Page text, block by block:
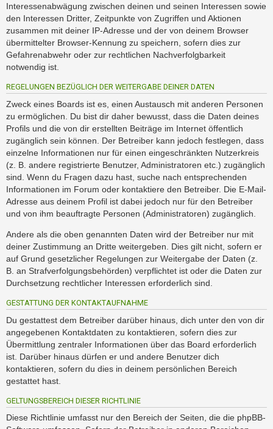
Interessenabwägung zwischen deinen und seinen Interessen sowie
den Interessen Dritter, Zeitpunkte von Zugriffen und Aktionen
zusammen mit deiner IP-Adresse und der von deinem Browser
übermittelter Browser-Kennung zu speichern, sofern dies zur
Gefahrenabwehr oder zur rechtlichen Nachverfolgbarkeit
notwendig ist.
REGELUNGEN BEZÜGLICH DER WEITERGABE DEINER DATEN
Zweck eines Boards ist es, einen Austausch mit anderen Personen
zu ermöglichen. Du bist dir daher bewusst, dass die Daten deines
Profils und die von dir erstellten Beiträge im Internet öffentlich
zugänglich sein können. Der Betreiber kann jedoch festlegen, dass
einzelne Informationen nur für einen eingeschränkten Nutzerkreis
(z. B. andere registrierte Benutzer, Administratoren etc.) zugänglich
sind. Wenn du Fragen dazu hast, suche nach entsprechenden
Informationen im Forum oder kontaktiere den Betreiber. Die E-Mail-
Adresse aus deinem Profil ist dabei jedoch nur für den Betreiber
und von ihm beauftragte Personen (Administratoren) zugänglich.
Andere als die oben genannten Daten wird der Betreiber nur mit
deiner Zustimmung an Dritte weitergeben. Dies gilt nicht, sofern er
auf Grund gesetzlicher Regelungen zur Weitergabe der Daten (z.
B. an Strafverfolgungsbehörden) verpflichtet ist oder die Daten zur
Durchsetzung rechtlicher Interessen erforderlich sind.
GESTATTUNG DER KONTAKTAUFNAHME
Du gestattest dem Betreiber darüber hinaus, dich unter den von dir
angegebenen Kontaktdaten zu kontaktieren, sofern dies zur
Übermittlung zentraler Informationen über das Board erforderlich
ist. Darüber hinaus dürfen er und andere Benutzer dich
kontaktieren, sofern du dies in deinem persönlichen Bereich
gestattet hast.
GELTUNGSBEREICH DIESER RICHTLINIE
Diese Richtlinie umfasst nur den Bereich der Seiten, die die phpBB-